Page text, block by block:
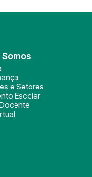
Somos
e Setores
Escolar